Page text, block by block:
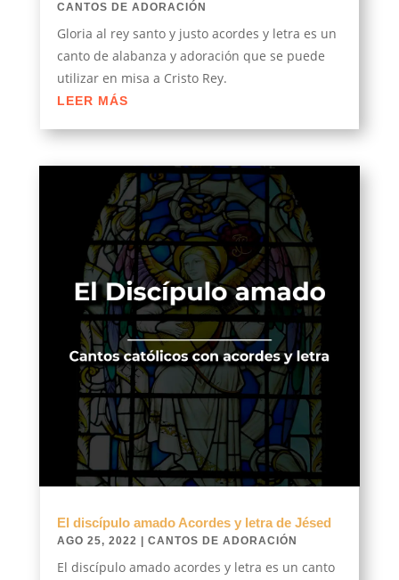
CANTOS DE ADORACIÓN
Gloria al rey santo y justo acordes y letra es un
canto de alabanza y adoración que se puede
utilizar en misa a Cristo Rey.
LEER MÁS
El discípulo amado Acordes y letra de Jésed
AGO 25, 2022 CANTOS DE ADORACIÓN
El discípulo amado acordes y letra es un canto